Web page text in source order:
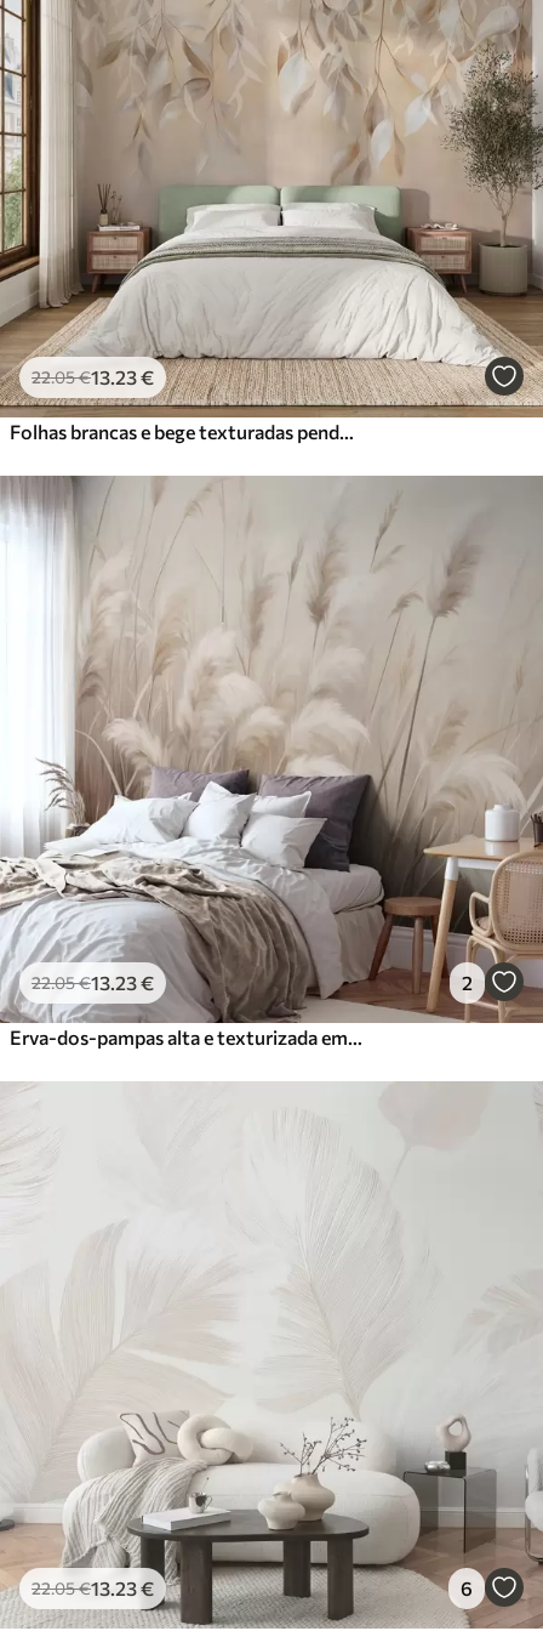
Standard
27.00 €/m²
.67 €
Vinil Premium
65.0039.00 €/m²
Peel and Stick
81.6749.00€/m²
22.05€13.23€
Folhas brancas e bege texturadas penduradas com uma paleta de cores suaves, pêssego, cinzento e fundo branco delicado
22.05€13.23€ 2
Erva-dos-pampas alta e texturizada em tons suaves, quentes e neutros, com um fundo claro e desfocado
22.05€13.23€ 6